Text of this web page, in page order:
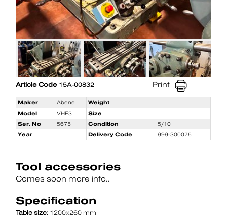
Article Code15A-00832 Print
Maker Abene
Weight
Model
VHF3
Size
Ser. No
5675 Condition
5/10
Year
Delivery Code 999-300075
Tool accessories
Comes soon more info..
Specification
Table size: 1200x260 mm